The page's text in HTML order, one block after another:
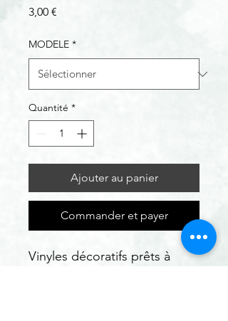
3,00 €
MODELE *
Quantité *
Ajouter au panier
Commander et payer
Vinyles décoratifs prêts à